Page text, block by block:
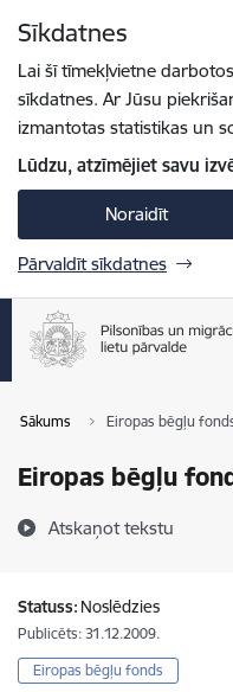
Sīkdatnes
Lai šī tīmekļvietne
sīkdatnes. Ar Jūsu
izmantotas statistikas un
Lūdzu, atzīmējiet savu
Noraidīt
Pārvaldīt sīkdatnes
Sākums Eiropas bēgļu
Eiropas bēgļu
Atskaņot tekstu
Statuss: Noslēdzies
Publicēts: 31.12.2009.
Eiropas bēgļu fonds